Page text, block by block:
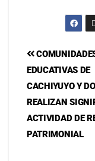
EDUCATIVAS DE
CACHIYUYO Y
REALIZAN
ACTIVIDAD DE
PATRIMONIAL